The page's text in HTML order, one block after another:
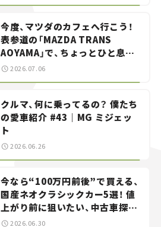
今度、マツダのカフェへ行こう！
表参道の「MAZDA TRANS
AOYAMA」で、ちょっとひと息。
——連載｜CCGとクルマでどうす
2026.07.06
クルマ、何に乗ってるの？ 僕たち
の愛車紹介 #43｜MG ミジェッ
ト
2026.06.26
今なら“100万円前後”で買える、
国産ネオクラシックカー5選！ 値
上がり前に狙いたい、中古車探し
をお手伝い――ちょっとイケてるマ
2026.06.30